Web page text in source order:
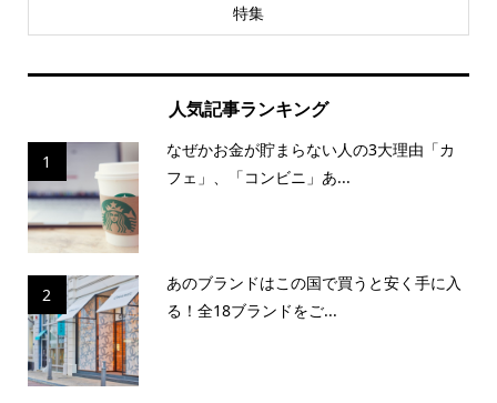
特集
人気記事ランキング
1
なぜかお金が貯まらない人の3大理由「カ
フェ」、「コンビニ」あ...
2
あのブランドはこの国で買うと安く手に入
る！全18ブランドをご...